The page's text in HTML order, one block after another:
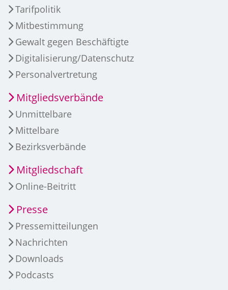
Tarifpolitik
Mitbestimmung
Gewalt gegen Beschäftigte
Digitalisierung/Datenschutz
Personalvertretung
Mitgliedsverbände
Unmittelbare
Mittelbare
Bezirksverbände
Mitgliedschaft
Online-Beitritt
Presse
Pressemitteilungen
Nachrichten
Downloads
Podcasts